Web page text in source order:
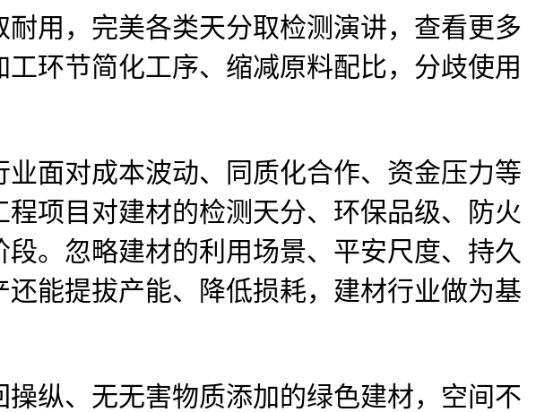
用，完美各类天分取检测演讲，查看更多
环节简化工序、缩减原料配比，分歧使用
面对成本波动、同质化合作、资金压力等
项目对建材的检测天分、环保品级、防火
。忽略建材的利用场景、平安尺度、持久
能提拔产能、降低损耗，建材行业做为基
纵、无无害物质添加的绿色建材，空间不